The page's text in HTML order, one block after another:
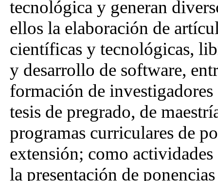
tecnológica y generan
ellos la elaboración de
científicas y tecnológicas,
y desarrollo de software,
formación de
tesis de pregrado, de
programas curriculares de
extensión; como
la presentación de